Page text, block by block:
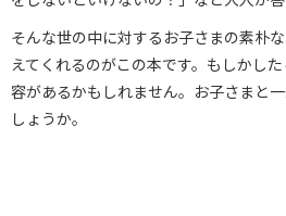
そんな世の中に対するお子さまの素朴
えてくれるのがこの本です。もしかし
容があるかもしれません。お子さまと
しょうか。